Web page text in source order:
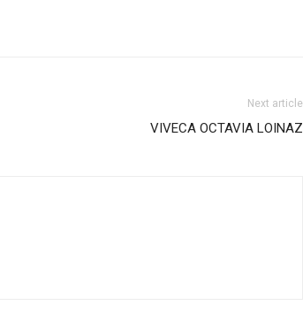
Next article
VIVECA OCTAVIA LOINAZ